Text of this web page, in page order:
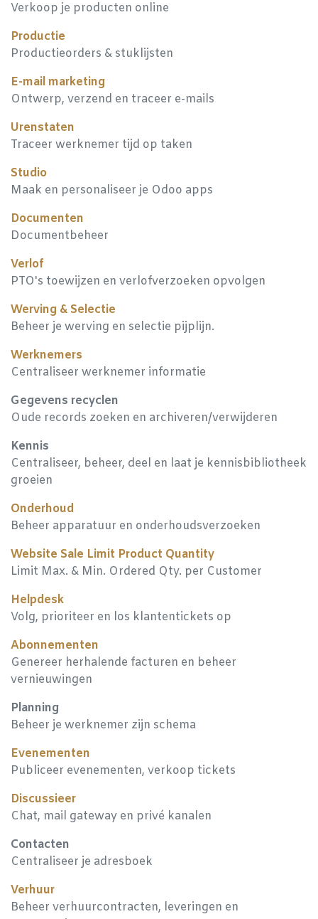
Verkoop je producten online
Productie
Productieorders & stuklijsten
E-mail marketing
Ontwerp, verzend en traceer e-mails
Urenstaten
Traceer werknemer tijd op taken
Studio
Maak en personaliseer je Odoo apps
Documenten
Documentbeheer
Verlof
PTO's toewijzen en verlofverzoeken opvolgen
Werving & Selectie
Beheer je werving en selectie pijplijn.
Werknemers
Centraliseer werknemer informatie
Gegevens recyclen
Oude records zoeken en archiveren/verwijderen
Kennis
Centraliseer, beheer, deel en laat je kennisbibliotheek
groeien
Onderhoud
Beheer apparatuur en onderhoudsverzoeken
Website Sale Limit Product Quantity
Limit Max. & Min. Ordered Qty. per Customer
Helpdesk
Volg, prioriteer en los klantentickets op
Abonnementen
Genereer herhalende facturen en beheer
vernieuwingen
Planning
Beheer je werknemer zijn schema
Evenementen
Publiceer evenementen, verkoop tickets
Discussieer
Chat, mail gateway en privé kanalen
Contacten
Centraliseer je adresboek
Verhuur
Beheer verhuurcontracten, leveringen en